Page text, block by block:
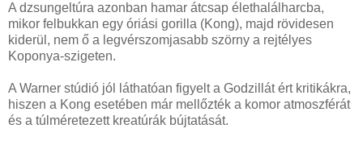
A dzsungeltúra azonban hamar átcsap élethalálharcba,
mikor felbukkan egy óriási gorilla (Kong), majd rövidesen
kiderül, nem ő a legvérszomjasabb szörny a rejtélyes
Koponya-szigeten.
A Warner stúdió jól láthatóan figyelt a Godzillát ért kritikákra,
hiszen a Kong esetében már mellőzték a komor atmoszférát
és a túlméretezett kreatúrák bújtatását.